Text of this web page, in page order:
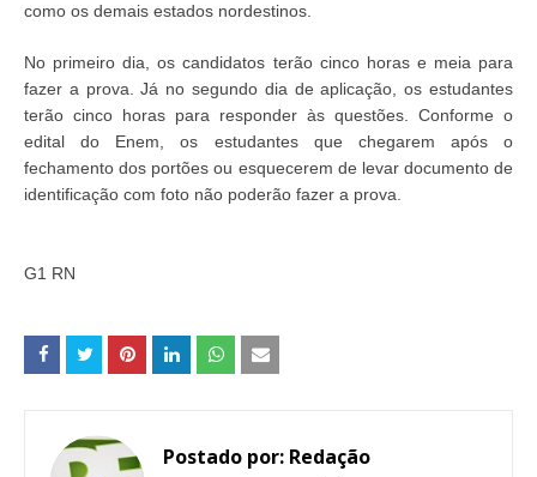
como os demais estados nordestinos.
No primeiro dia, os candidatos terão cinco horas e meia para
fazer a prova. Já no segundo dia de aplicação, os estudantes
terão cinco horas para responder às questões. Conforme o
edital do Enem, os estudantes que chegarem após o
fechamento dos portões ou esquecerem de levar documento de
identificação com foto não poderão fazer a prova.
G1 RN
Postado por: Redação